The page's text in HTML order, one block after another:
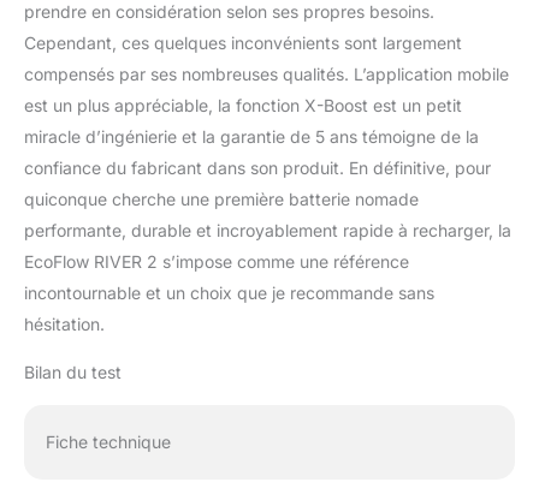
prendre en considération selon ses propres besoins.
Cependant, ces quelques inconvénients sont largement
compensés par ses nombreuses qualités. L’application mobile
est un plus appréciable, la fonction X-Boost est un petit
miracle d’ingénierie et la garantie de 5 ans témoigne de la
confiance du fabricant dans son produit. En définitive, pour
quiconque cherche une première batterie nomade
performante, durable et incroyablement rapide à recharger, la
EcoFlow RIVER 2 s’impose comme une référence
incontournable et un choix que je recommande sans
hésitation.
Bilan du test
Fiche technique